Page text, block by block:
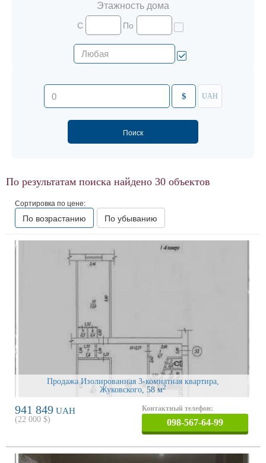
Этажность дома
С По
$ UAH
По результатам поиска найдено 30 объектов
Сортировка по цене:
По возрастанию По убыванию
Продажа Изолированная 3-комнатная квартира,
Жуковского, 58 м2
941 849 UAH
(22 000 $)
Контактный телефон:
098-567-64-99